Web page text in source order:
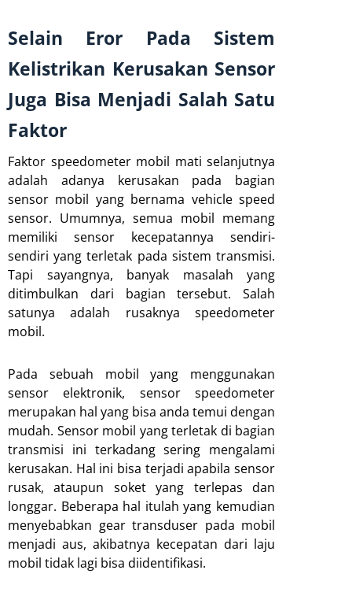
Selain Eror Pada Sistem
Kelistrikan Kerusakan Sensor
Juga Bisa Menjadi Salah Satu
Faktor
Faktor speedometer mobil mati selanjutnya
adalah adanya kerusakan pada bagian
sensor mobil yang bernama vehicle speed
sensor. Umumnya, semua mobil memang
memiliki sensor kecepatannya sendiri-
sendiri yang terletak pada sistem transmisi.
Tapi sayangnya, banyak masalah yang
ditimbulkan dari bagian tersebut. Salah
satunya adalah rusaknya speedometer
mobil.
Pada sebuah mobil yang menggunakan
sensor elektronik, sensor speedometer
merupakan hal yang bisa anda temui dengan
mudah. Sensor mobil yang terletak di bagian
transmisi ini terkadang sering mengalami
kerusakan. Hal ini bisa terjadi apabila sensor
rusak, ataupun soket yang terlepas dan
longgar. Beberapa hal itulah yang kemudian
menyebabkan gear transduser pada mobil
menjadi aus, akibatnya kecepatan dari laju
mobil tidak lagi bisa diidentifikasi.